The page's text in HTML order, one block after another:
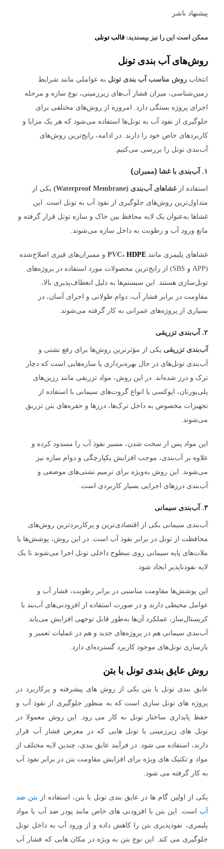
پیشنهاد ناشر
ممکن است این را نیز بپسندید:قالب تونلی
روش‌های آب بندی تونل
انتخابروش مناسب آب بندی تونل به عواملی مانند شرایط
زمین‌شناسی، میزان فشار آب‌های زیرزمینی، نوع سازه و مرحله
اجرای پروژه بستگی دارد. امروزه از روش‌های مختلفی برای
جلوگیری از نفوذ آب به تونل‌ها استفاده می‌شود که هر یک مزایا و
کاربردهای خاص خود را دارند. در ادامه، رایج‌ترین روش‌های
آب‌بندی تونل را بررسی می‌کنیم.
۱. آب‌بندی با غشا (ممبران)
استفاده ازغشاهای آب‌بندی (Waterproof Membrane)
یکی از
متداول‌ترین روش‌های جلوگیری از نفوذ آب به تونل است. این
غشاها به‌عنوان یک لایه محافظ بین خاک و سازه تونل قرار گرفته و
مانع ورود آب و رطوبت به داخل سازه می‌شوند.
غشاهای پلیمری مانند PVC، HDPE
و ممبران‌های قیری اصلاح‌شده
(APP و SBS) از رایج‌ترین محصولات مورد استفاده در پروژه‌های
تونل‌سازی هستند. این سیستم‌ها به دلیل انعطاف‌پذیری بالا،
مقاومت در برابر فشار آب، دوام طولانی و اجرای آسان، در
بسیاری از پروژه‌های عمرانی به کار گرفته می‌شوند.
۲. آب‌بندی تزریقی
آب‌بندی تزریقی یکی از مؤثرترین روش‌ها برای رفع نشتی و
آب‌بندی تونل‌های در حال بهره‌برداری یا سازه‌هایی است که دچار
ترک و درز شده‌اند. در این روش، مواد تزریقی مانند رزین‌های
پلی‌یورتان، اپوکسی یا انواع گروت‌های سیمانی با استفاده از
تجهیزات مخصوص به داخل ترک‌ها، درزها و حفره‌های بتن تزریق
می‌شوند.
این مواد پس از سخت شدن، مسیر نفوذ آب را مسدود کرده و
علاوه بر آب‌بندی، موجب افزایش یکپارچگی و دوام سازه نیز
می‌شوند. این روش به‌ویژه برای ترمیم نشتی‌های موضعی و
آب‌بندی درزهای اجرایی بسیار کاربردی است.
۳. آب‌بندی سیمانی
آب‌بندی سیمانی یکی از اقتصادی‌ترین و پرکاربردترین روش‌های
محافظت از تونل در برابر نفوذ آب است. در این روش، پوشش‌ها یا
ملات‌های پایه سیمانی روی سطوح داخلی تونل اجرا می‌شوند تا یک
لایه نفوذناپذیر ایجاد شود.
این پوشش‌ها مقاومت مناسبی در برابر رطوبت، فشار آب و
عوامل محیطی دارند و در صورت استفاده از افزودنی‌های آب‌بند یا
کریستال‌ساز، عملکرد آن‌ها به‌طور قابل توجهی افزایش می‌یابد.
آب‌بندی سیمانی هم در پروژه‌های جدید و هم در عملیات تعمیر و
بازسازی تونل‌های موجود کاربرد گسترده‌ای دارد.
روش عایق بندی تونل با بتن
عایق بندی تونل با بتن یکی از روش های پیشرفته و پرکاربرد در
پروژه های تونل سازی است که به منظور جلوگیری از نفوذ آب و
حفظ پایداری ساختار تونل به کار می رود. این روش معمولا در
تونل های زیرزمینی یا تونل هایی که در معرض فشار آب قرار
دارند، استفاده می شود. در فرآیند عایق بندی، چندین لایه مختلف از
مواد و تکنیک های ویژه برای افزایش مقاومت بتن در برابر نفوذ آب
به کار گرفته می شود.
یکی از اولین گام ها در عایق بندی تونل با بتن، استفاده از بتن ضد
آب است. این بتن با افزودنی های خاص مانند پودر ضد آب یا مواد
پلیمری، نفوذپذیری بتن را کاهش داده و از ورود آب به داخل تونل
جلوگیری می کند. این نوع بتن به ویژه در مکان هایی که فشار آب